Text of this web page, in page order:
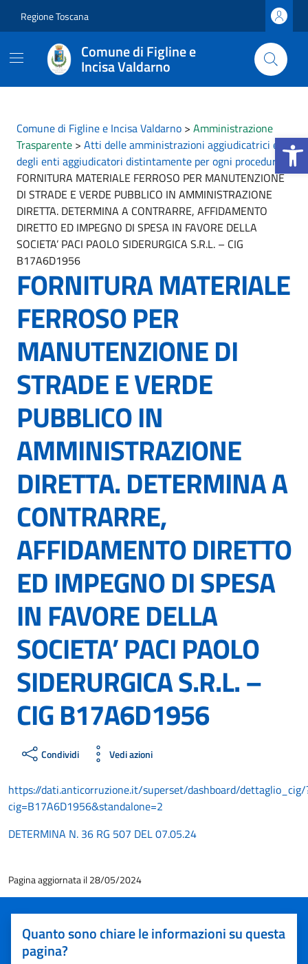
Apri
Regione Toscana
Comune di Figline e
Incisa Valdarno
Comune di Figline e Incisa Valdarno > Amministrazione
Trasparente > Atti delle amministrazioni aggiudicatrici e
degli enti aggiudicatori distintamente per ogni procedura
FORNITURA MATERIALE FERROSO PER MANUTENZIONE
DI STRADE E VERDE PUBBLICO IN AMMINISTRAZIONE
DIRETTA. DETERMINA A CONTRARRE, AFFIDAMENTO
DIRETTO ED IMPEGNO DI SPESA IN FAVORE DELLA
SOCIETA’ PACI PAOLO SIDERURGICA S.R.L. – CIG
B17A6D1956
FORNITURA MATERIALE
FERROSO PER
MANUTENZIONE DI
STRADE E VERDE
PUBBLICO IN
AMMINISTRAZIONE
DIRETTA. DETERMINA A
CONTRARRE,
AFFIDAMENTO DIRETTO
ED IMPEGNO DI SPESA
IN FAVORE DELLA
SOCIETA’ PACI PAOLO
SIDERURGICA S.R.L. –
CIG B17A6D1956
Condividi Vedi azioni
https://dati.anticorruzione.it/superset/dashboard/dettaglio_cig/
cig=B17A6D1956&standalone=2
DETERMINA N. 36 RG 507 DEL 07.05.24
Pagina aggiornata il 28/05/2024
Quanto sono chiare le informazioni su questa
pagina?